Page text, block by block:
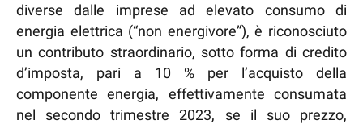
diverse dalle imprese ad elevato consumo di
energia elettrica (“non energivore”), è riconosciuto
un contributo straordinario, sotto forma di credito
d’imposta, pari a 10 % per l’acquisto della
componente energia, effettivamente consumata
nel secondo trimestre 2023, se il suo prezzo,